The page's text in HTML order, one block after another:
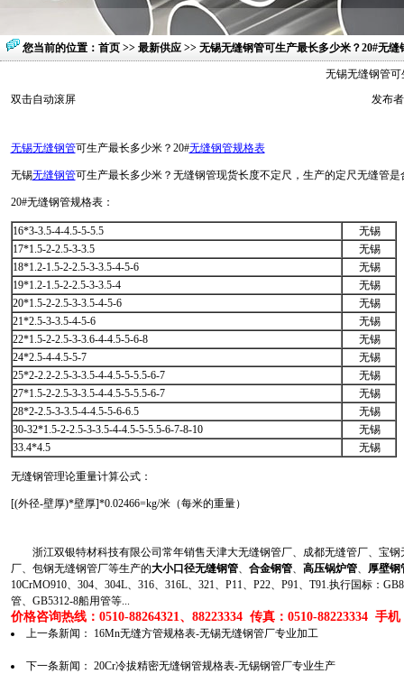
您当前的位置： 首页 >> 最新供应 >> 无锡无缝钢管可生产最长多少米？20#无缝
无锡无缝钢管
双击自动滚屏
发布
无锡无缝钢管可生产最长多少米？20#无缝钢管规格表
无锡无缝钢管可生产最长多少米？无缝钢管现货长度不定尺，生产的定尺无缝管
20#无缝钢管规格表：
16*3-3.5-4-4.5-5-5.5
无锡
17*1.5-2-2.5-3-3.5
无锡
18*1.2-1.5-2-2.5-3-3.5-4-5-6
无锡
19*1.2-1.5-2-2.5-3-3.5-4
无锡
20*1.5-2-2.5-3-3.5-4-5-6
无锡
21*2.5-3-3.5-4-5-6
无锡
22*1.5-2-2.5-3-3.6-4-4.5-5-6-8
无锡
24*2.5-4-4.5-5-7
无锡
25*2-2.2-2.5-3-3.5-4-4.5-5-5.5-6-7
无锡
27*1.5-2-2.5-3-3.5-4-4.5-5-5.5-6-7
无锡
28*2-2.5-3-3.5-4-4.5-5-6-6.5
无锡
30-32*1.5-2-2.5-3-3.5-4-4.5-5-5.5-6-7-8-10
无锡
33.4*4.5
无锡
无缝钢管理论重量计算公式：
[(外径-壁厚)*壁厚]*0.02466=kg/米（每米的重量）
浙江双银特材科技有限公司常年销售天津大无缝钢管厂、成都无缝管厂、宝钢
厂、包钢无缝钢管厂等生产的大小口径无缝钢管、 合金钢管、 高压锅炉管、
厚壁钢
10CrMO910、304、304L、316、316L、321、P11、P22、P91、T91.执行国标：
管、GB5312-8船用管等...
价格咨询热线：0510-88264321、88223334 传真：0510-88223334 手机
上一条新闻： 16Mn无缝方管规格表-无锡无缝钢管厂专业加工
下一条新闻： 20Cr冷拔精密无缝钢管规格表-无锡钢管厂专业生产